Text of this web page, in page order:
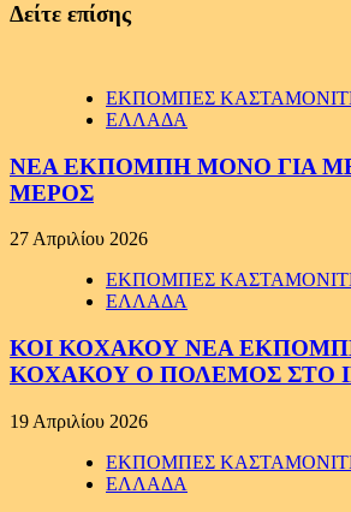
Δείτε επίσης
ΕΚΠΟΜΠΕΣ
ΕΛΛΑΔΑ
ΝΕΑ ΕΚΠΟΜΠΗ ΜΟΝΟ ΓΙΑ
ΜΕΡΟΣ
27 Απριλίου 2026
ΕΚΠΟΜΠΕΣ
ΕΛΛΑΔΑ
ΚΟΙ ΚΟΧΑΚΟΥ ΝΕΑ ΕΚΠΟΜΠΗ
ΚΟΧΑΚΟΥ Ο ΠΟΛΕΜΟΣ ΣΤΟ
19 Απριλίου 2026
ΕΚΠΟΜΠΕΣ
ΕΛΛΑΔΑ